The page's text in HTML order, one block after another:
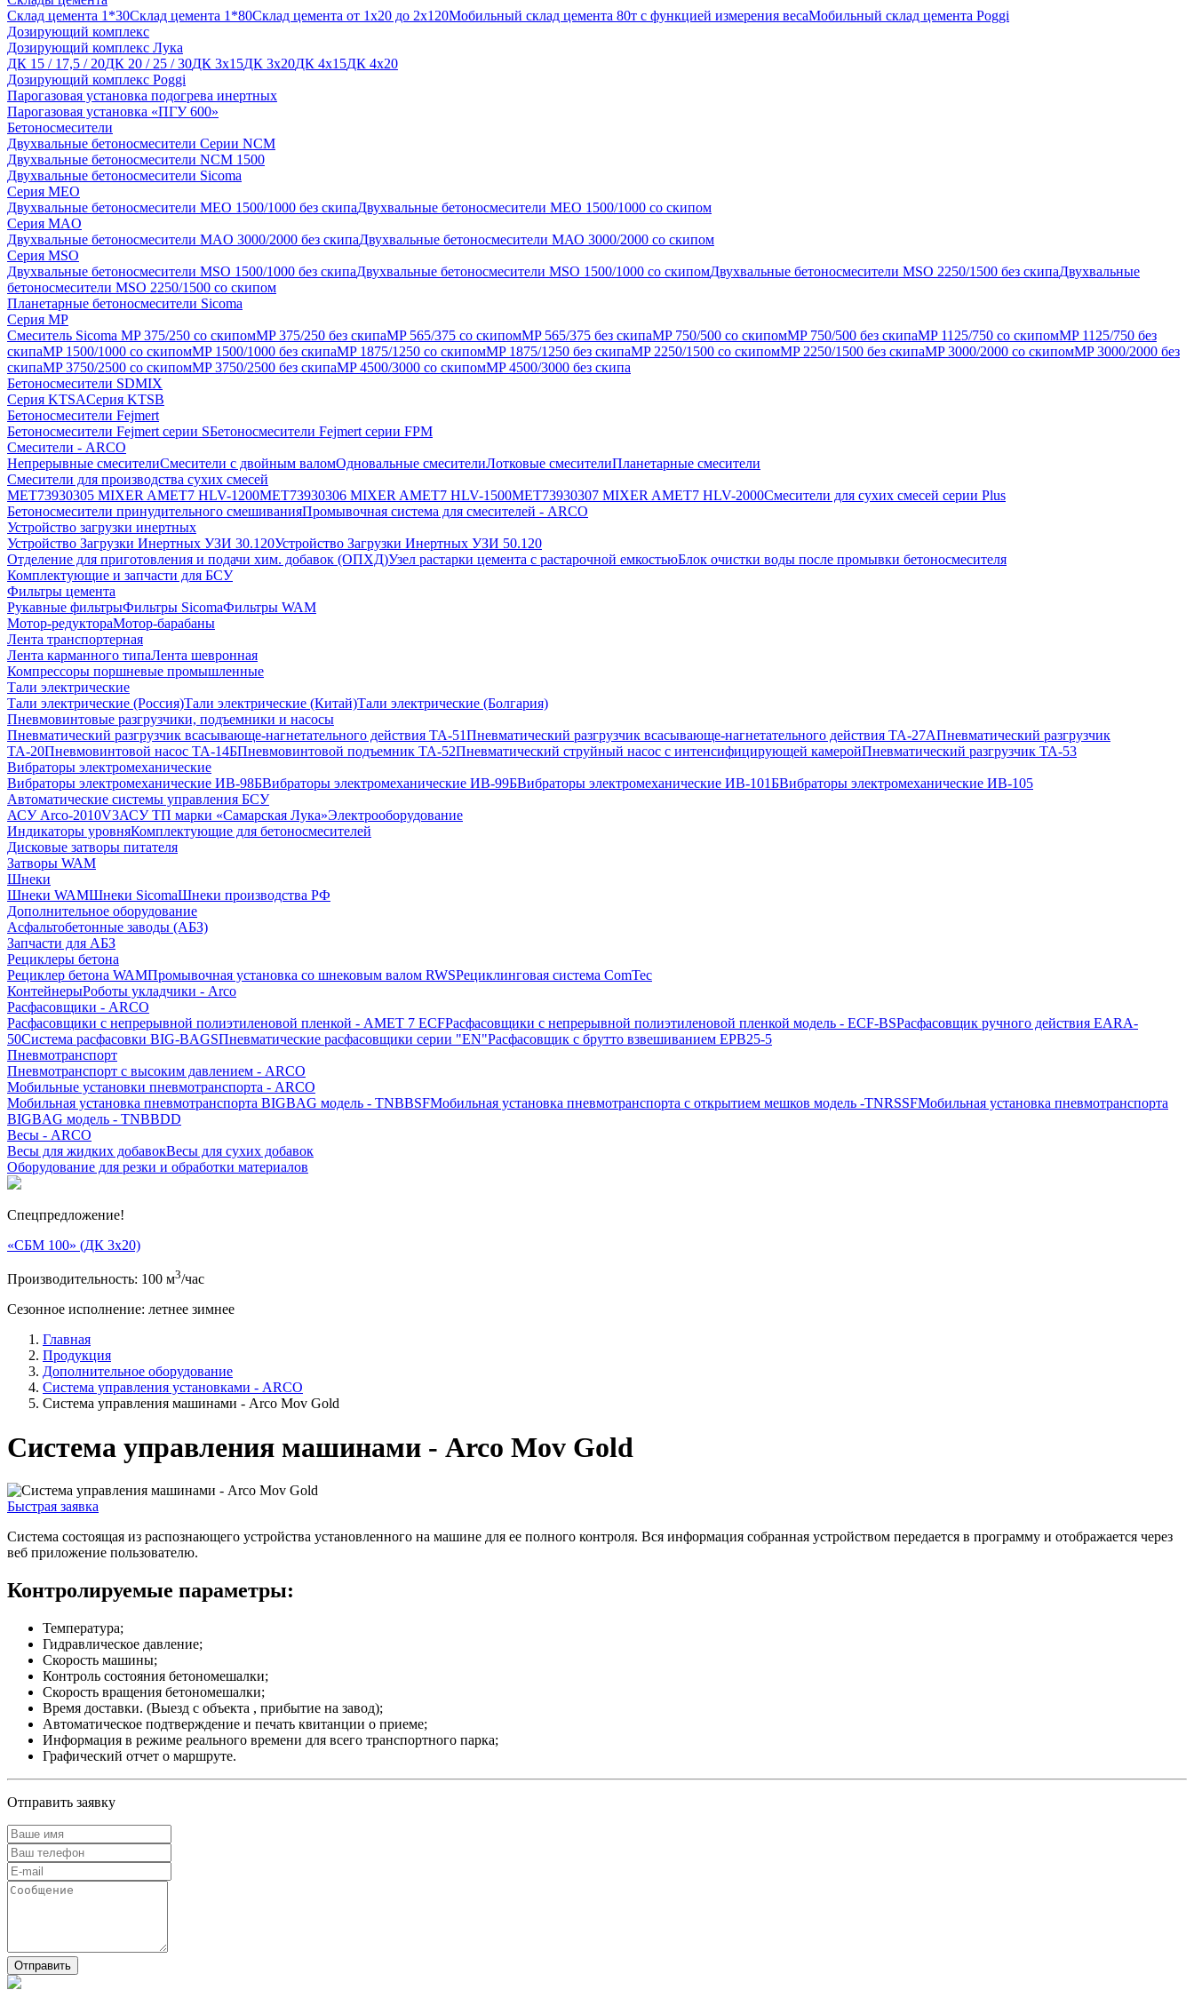
Склад цемента 1*30Склад цемента 1*80Склад цемента от 1x20 до 2x120Мобильный склад цемента 80т с функцией измерения весаМобильный склад цемента Poggi
Дозирующий комплекс
Дозирующий комплекс Лука
ДК 15 / 17,5 / 20ДК 20 / 25 / 30ДК 3х15ДК 3х20ДК 4х15ДК 4х20
Дозирующий комплекс Poggi
Парогазовая установка подогрева инертных
Парогазовая установка «ПГУ 600»
Бетоносмесители
Двухвальные бетоносмесители Серии NCM
Двухвальные бетоносмесители NCM 1500
Двухвальные бетоносмесители Sicoma
Серия MEO
Двухвальные бетоносмесители МЕО 1500/1000 без скипаДвухвальные бетоносмесители МЕО 1500/1000 со скипом
Серия MAO
Двухвальные бетоносмесители МAO 3000/2000 без скипаДвухвальные бетоносмесители МАО 3000/2000 со скипом
Серия MSO
Двухвальные бетоносмесители MSO 1500/1000 без скипаДвухвальные бетоносмесители MSO 1500/1000 со скипомДвухвальные бетоносмесители MSO 2250/1500 без скипаДвухвальные
бетоносмесители MSO 2250/1500 со скипом
Планетарные бетоносмесители Sicoma
Серия MP
Смеситель Sicoma MP 375/250 со скипомМP 375/250 без скипаMP 565/375 со скипомMP 565/375 без cкипаMP 750/500 со скипомMP 750/500 без скипаMP 1125/750 со скипомMP 1125/750 без
скипаMP 1500/1000 со скипомMP 1500/1000 без скипаMP 1875/1250 со скипомMP 1875/1250 без скипаMP 2250/1500 со скипомMP 2250/1500 без скипаMP 3000/2000 со скипомMP 3000/2000 без
скипаMP 3750/2500 со скипомMP 3750/2500 без скипаMP 4500/3000 со скипомMP 4500/3000 без скипа
Бетоносмесители SDMIX
Серия KTSAСерия KTSB
Бетоносмесители Fejmert
Бетоносмесители Fejmert серии SБетоносмесители Fejmert серии FPM
Смесители - ARCO
Непрерывные смесителиСмесители с двойным валомОдновальные смесителиЛотковые смесителиПланетарные смесители
Смесители для производства сухих смесей
MET73930305 MIXER AMET7 HLV-1200MET73930306 MIXER AMET7 HLV-1500MET73930307 MIXER AMET7 HLV-2000Смесители для сухих смесей серии Plus
Бетоносмесители принудительного смешиванияПромывочная система для смесителей - ARCO
Устройство загрузки инертных
Устройство Загрузки Инертных УЗИ 30.120Устройство Загрузки Инертных УЗИ 50.120
Отделение для приготовления и подачи хим. добавок (ОПХД)Узел растарки цемента с растарочной емкостьюБлок очистки воды после промывки бетоносмесителя
Комплектующие и запчасти для БСУ
Фильтры цемента
Рукавные фильтрыФильтры SicomaФильтры WAM
Мотор-редуктораМотор-барабаны
Лента транспортерная
Лента карманного типаЛента шевронная
Компрессоры поршневые промышленные
Тали электрические
Тали электрические (Россия)Тали электрические (Китай)Тали электрические (Болгария)
Пневмовинтовые разгрузчики, подъемники и насосы
Пневматический разгрузчик всасывающе-нагнетательного действия ТА-51Пневматический разгрузчик всасывающе-нагнетательного действия ТА-27АПневматический разгрузчик
ТА-20Пневмовинтовой насос ТА-14БПневмовинтовой подъемник ТА-52Пневматический струйный насос с интенсифицирующей камеройПневматический разгрузчик ТА-53
Вибраторы электромеханические
Вибраторы электромеханические ИВ-98БВибраторы электромеханические ИВ-99БВибраторы электромеханические ИВ-101БВибраторы электромеханические ИВ-105
Автоматические системы управления БСУ
АСУ Arco-2010V3АСУ ТП марки «Самарская Лука»Электрооборудование
Индикаторы уровняКомплектующие для бетоносмесителей
Дисковые затворы питателя
Затворы WAM
Шнеки
Шнеки WAMШнеки SicomaШнеки производства РФ
Дополнительное оборудование
Асфальтобетонные заводы (АБЗ)
Запчасти для АБЗ
Рециклеры бетона
Рециклер бетона WAMПромывочная установка со шнековым валом RWSРециклинговая система ComTec
КонтейнерыРоботы укладчики - Arco
Расфасовщики - ARCO
Расфасовщики с непрерывной полиэтиленовой пленкой - AMET 7 ECFРасфасовщики с непрерывной полиэтиленовой пленкой модель - ECF-BSРасфасовщик ручного действия EARA-
50Система расфасовки BIG-BAGSПневматические расфасовщики серии "EN"Расфасовщик с брутто взвешиванием ЕРВ25-5
Пневмотранспорт
Пневмотранспорт с высоким давлением - ARCO
Мобильные установки пневмотранспорта - ARCO
Мобильная установка пневмотранспорта BIGBAG модель - TNBBSFМобильная установка пневмотранспорта с открытием мешков модель -TNRSSFМобильная установка пневмотранспорта
BIGBAG модель - TNBBDD
Весы - ARCO
Весы для жидких добавокВесы для сухих добавок
Оборудование для резки и обработки материалов
Спецпредложение!
«СБМ 100» (ДК 3х20)
Производительность: 100 м3/час
Сезонноe исполнение: летнее зимнее
Главная
Продукция
Дополнительное оборудование
Система управления установками - ARCO
Система управления машинами - Arco Mov Gold
Система управления машинами - Arco Mov Gold
Быстрая заявка
Система состоящая из распознающего устройства установленного на машине для ее полного контроля. Вся информация собранная устройством передается в программу и отображается через
веб приложение пользователю.
Контролируемые параметры:
Температура;
Гидравлическое давление;
Скорость машины;
Контроль состояния бетономешалки;
Скорость вращения бетономешалки;
Время доставки. (Выезд с объекта , прибытие на завод);
Автоматическое подтверждение и печать квитанции о приеме;
Информация в режиме реального времени для всего транспортного парка;
Графический отчет о маршруте.
Отправить заявку
Отправить